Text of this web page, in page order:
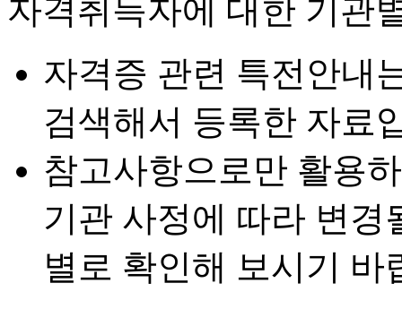
자격취득자에 대한 기관
자격증 관련 특전안내
검색해서 등록한 자료
참고사항으로만 활용
기관 사정에 따라 변경
별로 확인해 보시기 바